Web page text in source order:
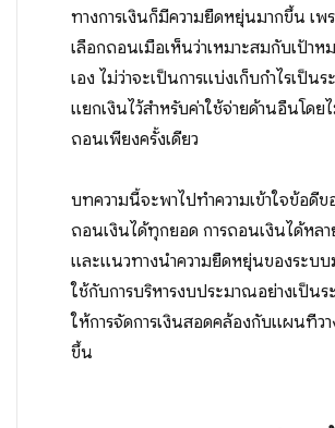
ทางการเงินก็มีความยืดหยุ่นมากขึ้น เพร
เลือกถอนเมื่อเห็นว่าเหมาะสมกับเป้าห
เอง ไม่ว่าจะเป็นการแบ่งเก็บกำไรเป็นร
แยกเงินไว้สำหรับค่าใช้จ่ายด้านอื่นโดย
ถอนเพียงครั้งเดียว
บทความนี้จะพาไปทำความเข้าใจข้อดี
ถอนเงินได้ทุกยอด การถอนเงินได้หลา
และแนวทางนำความยืดหยุ่นของระบบ
ใช้กับการบริหารงบประมาณอย่างเป็นร
ให้การจัดการเงินสอดคล้องกับแผนที่วา
ขึ้น